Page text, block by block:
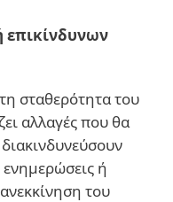
επικίνδυνων
σταθερότητα του
αλλαγές που θα
ή
του